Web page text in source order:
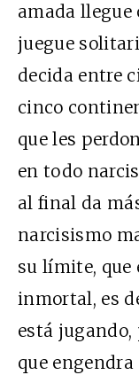
amada llegue
juegue
decida entre
cinco
que les
en todo
al final da
narcisismo
su límite, que
inmortal, es
está
que